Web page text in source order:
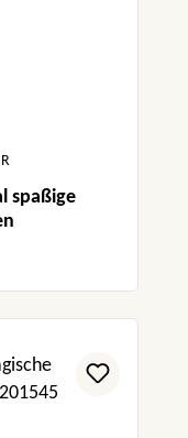
spaßige